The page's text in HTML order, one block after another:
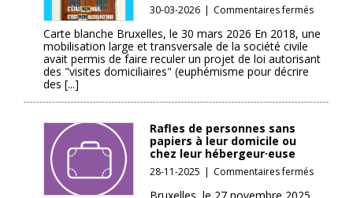
30-03-2026 | Commentaires ferméssur
c’était
non
Carte blanche Bruxelles, le 30 mars 2026 En 2018, une
mobilisation large et transversale de la société civile
avait permis de faire reculer un projet de loi autorisant
des "visites domiciliaires" (euphémisme pour décrire
des [...]
Rafles de personnes sans
papiers à leur domicile ou
chez leur hébergeur·euse
28-11-2025 | Commentaires ferméssur